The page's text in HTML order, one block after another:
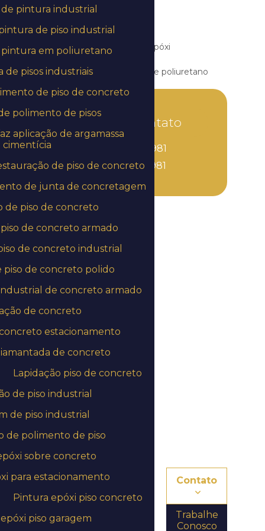
pintura industrial
de piso industrial
pintura em poliuretano
de pisos industriais
de piso de concreto
polimento de pisos
aplicação de argamassa
cimentícia
de piso de concreto
de junta de concretagem
de piso de concreto
de concreto armado
de concreto industrial
piso de concreto polido
de concreto armado
de concreto
estacionamento
de concreto
Lapidação piso de concreto
de piso industrial
de piso industrial
de polimento de piso
sobre concreto
para estacionamento
Pintura epóxi piso concreto
piso garagem
Contato
Trabalhe
Conosco
Aplicação de revestimento epóxi
Aplicação de revestimento de poliuretano
Aplicação de revestimento uretano em são
paulo
Capeamento de laje
Capeamento de laje pré moldada
Capeamento de laje treliçada
Empresa de aplicação de epóxi
Empresa de aplicação de epóxi em sp
Empresa de aplicação de revestimento
Empresa de pintura autonivelante epóxi
Empresa de pintura autonivelante epóxi em
Empresa de pintura autonivelante epóxi em
sp
Empresa de pintura industrial
Entre em contato
(11) 3851-7981
(11) 3851-7981